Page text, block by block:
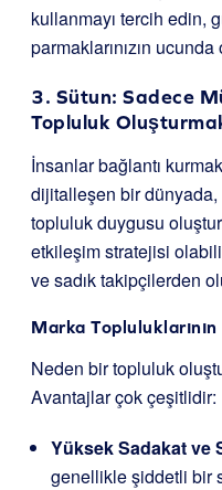
kullanmayı tercih edin,
parmaklarınızın
3. Sütun: Sadece
Topluluk
İnsanlar bağlantı
dijitalleşen bir dünyada,
topluluk duygusu
etkileşim stratejisi
ve sadık takipçilerden
Marka
Neden bir topluluk
Avantajlar çok çeşitlidir:
Yüksek Sadakat ve
genellikle şiddetli bir